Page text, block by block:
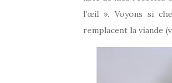
l’œil ». Voyons si
remplacent la viande